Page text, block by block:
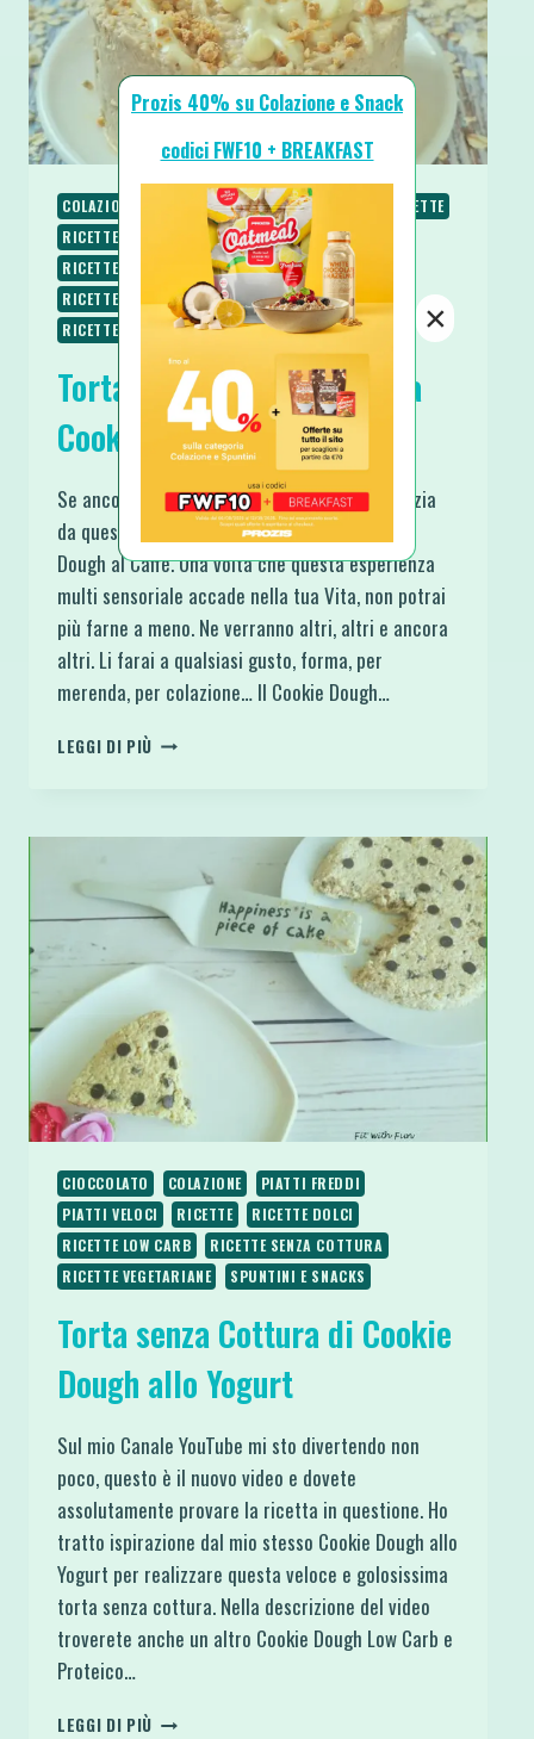
COLAZIONE PIATTI FREDDI PIATTI VELOCI
RICETTE
RICETTE DOLCI
RICETTE PROTEICHE
RICETTE SENZA BURRO
RICETTE SENZA COTTURA
RICETTE SENZA UOVA
RICETTE SENZA ZUCCHERO
RICETTE VEGETARIANE
Torta Fredda Senza Cottura
Cookie Dough al Caffè
Se ancora non hai provato il Cookie Dough inizia
da questa Torta Fredda Senza Cottura Cookie
Dough al Caffè. Una volta che questa esperienza
multi sensoriale accade nella tua Vita, non potrai
più farne a meno. Ne verranno altri, altri e ancora
altri. Li farai a qualsiasi gusto, forma, per
merenda, per colazione… Il Cookie Dough…
LEGGI DI PIÙ TORTA
COOKIE
CAFFÈ
CIOCCOLATO COLAZIONE
PIATTI FREDDI
PIATTI VELOCI
RICETTE
RICETTE DOLCI
RICETTE LOW CARB
RICETTE SENZA COTTURA
RICETTE VEGETARIANE
SPUNTINI E SNACKS
Torta senza Cottura di Cookie
Dough allo Yogurt
Sul mio Canale YouTube mi sto divertendo non
poco, questo è il nuovo video e dovete
assolutamente provare la ricetta in questione. Ho
tratto ispirazione dal mio stesso Cookie Dough allo
Yogurt per realizzare questa veloce e golosissima
torta senza cottura. Nella descrizione del video
troverete anche un altro Cookie Dough Low Carb e
Proteico…
LEGGI DI PIÙ TORTA
Prozis 40% su Colazione e Snack
codici FWF10 + BREAKFAST
×